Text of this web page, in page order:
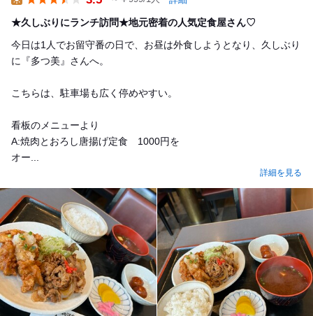
★久しぶりにランチ訪問★地元密着の人気定食屋さん♡
今日は1人でお留守番の日で、お昼は外食しようとなり、久しぶり
に『多つ美』さんへ。
こちらは、駐車場も広く停めやすい。
看板のメニューより
A:焼肉とおろし唐揚げ定食 1000円を
オー...
詳細を見る